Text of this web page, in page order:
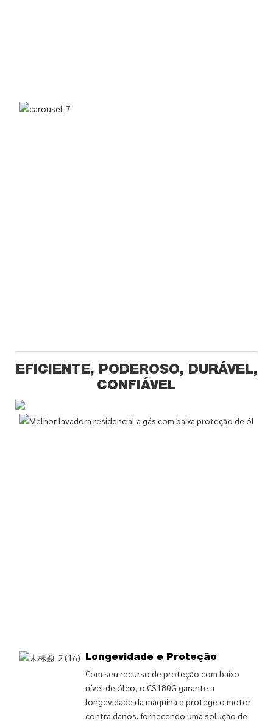
EFICIENTE, PODEROSO, DURÁVEL,
CONFIÁVEL
Longevidade e Proteção
Com seu recurso de proteção com baixo
nível de óleo, o CS180G garante a
longevidade da máquina e protege o motor
contra danos, fornecendo uma solução de